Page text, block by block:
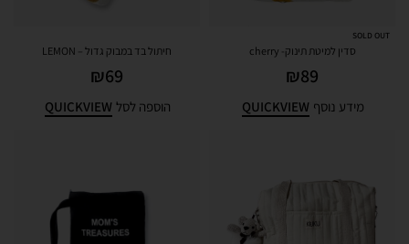
SOLD OUT
סדין למיטת תינוק- cherry
₪89
מידע נוסף QUICKVIEW
חיתול בד במבוק גדול – LEMON
₪69
הוספה לסל QUICKVIEW